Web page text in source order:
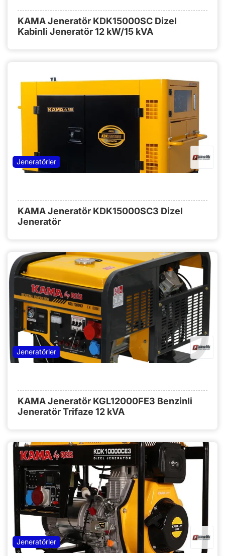
KAMA Jeneratör KDK15000SC Dizel
Kabinli Jeneratör 12 kW/15 kVA
Jeneratörler
KAMA Jeneratör KDK15000SC3 Dizel
Jeneratör
Jeneratörler
KAMA Jeneratör KGL12000FE3 Benzinli
Jeneratör Trifaze 12 kVA
Jeneratörler